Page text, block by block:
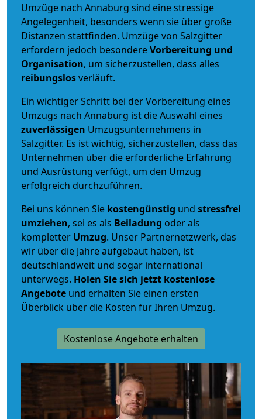
Umzüge nach Annaburg sind eine stressige
Angelegenheit, besonders wenn sie über große
Distanzen stattfinden. Umzüge von Salzgitter
erfordern jedoch besondereVorbereitung und
Organisation, um sicherzustellen, dass alles
reibungslosverläuft.
Ein wichtiger Schritt bei der Vorbereitung eines
Umzugs nach Annaburg ist die Auswahl eines
zuverlässigen Umzugsunternehmens in
Salzgitter. Es ist wichtig, sicherzustellen, dass das
Unternehmen über die erforderliche Erfahrung
und Ausrüstung verfügt, um den Umzug
erfolgreich durchzuführen.
Bei uns können Sie kostengünstig und stressfrei
umziehen, sei es als Beiladung oder als
kompletter Umzug. Unser Partnernetzwerk, das
wir über die Jahre aufgebaut haben, ist
deutschlandweit und sogar international
unterwegs. Holen Sie sich jetzt kostenlose
Angebote und erhalten Sie einen ersten
Überblick über die Kosten für Ihren Umzug.
Kostenlose Angebote erhalten